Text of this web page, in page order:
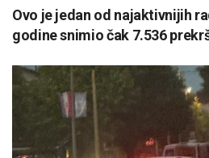
Ovo je jedan od najaktivnijih
godine snimio čak 7.536